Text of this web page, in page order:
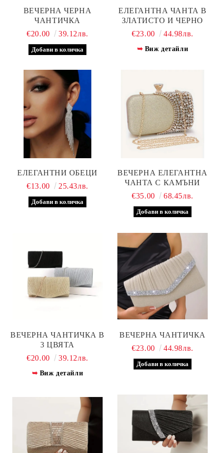
ВЕЧЕРНА ЧЕРНА
ЧАНТИЧКА
€20.00
39.12лв.
ЕЛЕГАНТНА ЧАНТА В
ЗЛАТИСТО И ЧЕРНО
€23.00
44.98лв.
Виж детайли
ЕЛЕГАНТНИ ОБЕЦИ
€13.00
25.43лв.
ВЕЧЕРНА ЕЛЕГАНТНА
ЧАНТА С КАМЪНИ
€35.00
68.45лв.
ВЕЧЕРНА ЧАНТИЧКА В
3 ЦВЯТА
€20.00
39.12лв.
Виж детайли
ВЕЧЕРНА ЧАНТИЧКА
€23.00
44.98лв.